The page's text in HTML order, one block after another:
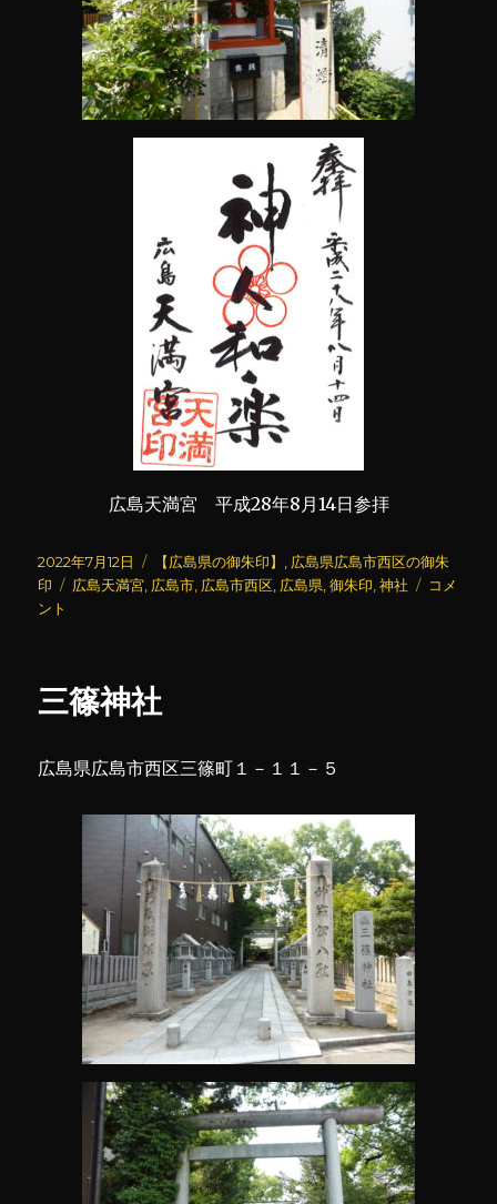
広島天満宮 平成28年8月14日参拝
投
稿
日:
2022年7月12日
カ
テ
【広島県の御朱印】
広島県広島市西区の御朱
印
タ
広島天満宮 広島市 広島市西区 広島県 ,御朱印 ,神社
広
コメ
ント
三篠神社
広島県広島市西区三篠町１－１１－５